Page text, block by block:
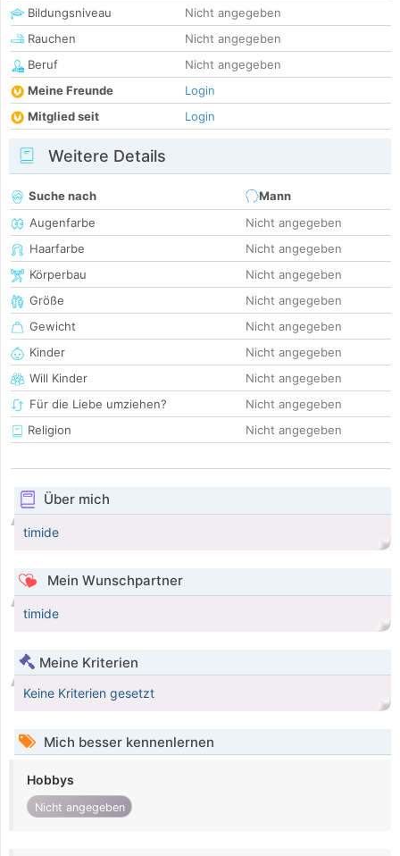
Bildungsniveau
Nicht angegeben
Rauchen
Nicht angegeben
Beruf
Nicht angegeben
Meine Freunde
Login
Mitglied seit
Login
Weitere Details
Suche nach
Mann
Augenfarbe
Nicht angegeben
Haarfarbe
Nicht angegeben
Körperbau
Nicht angegeben
Größe
Nicht angegeben
Gewicht
Nicht angegeben
Kinder
Nicht angegeben
Will Kinder
Nicht angegeben
Für die Liebe umziehen?
Nicht angegeben
Religion
Nicht angegeben
Über mich
timide
Mein Wunschpartner
timide
Meine Kriterien
Keine Kriterien gesetzt
Mich besser kennenlernen
Hobbys
Nicht angegeben